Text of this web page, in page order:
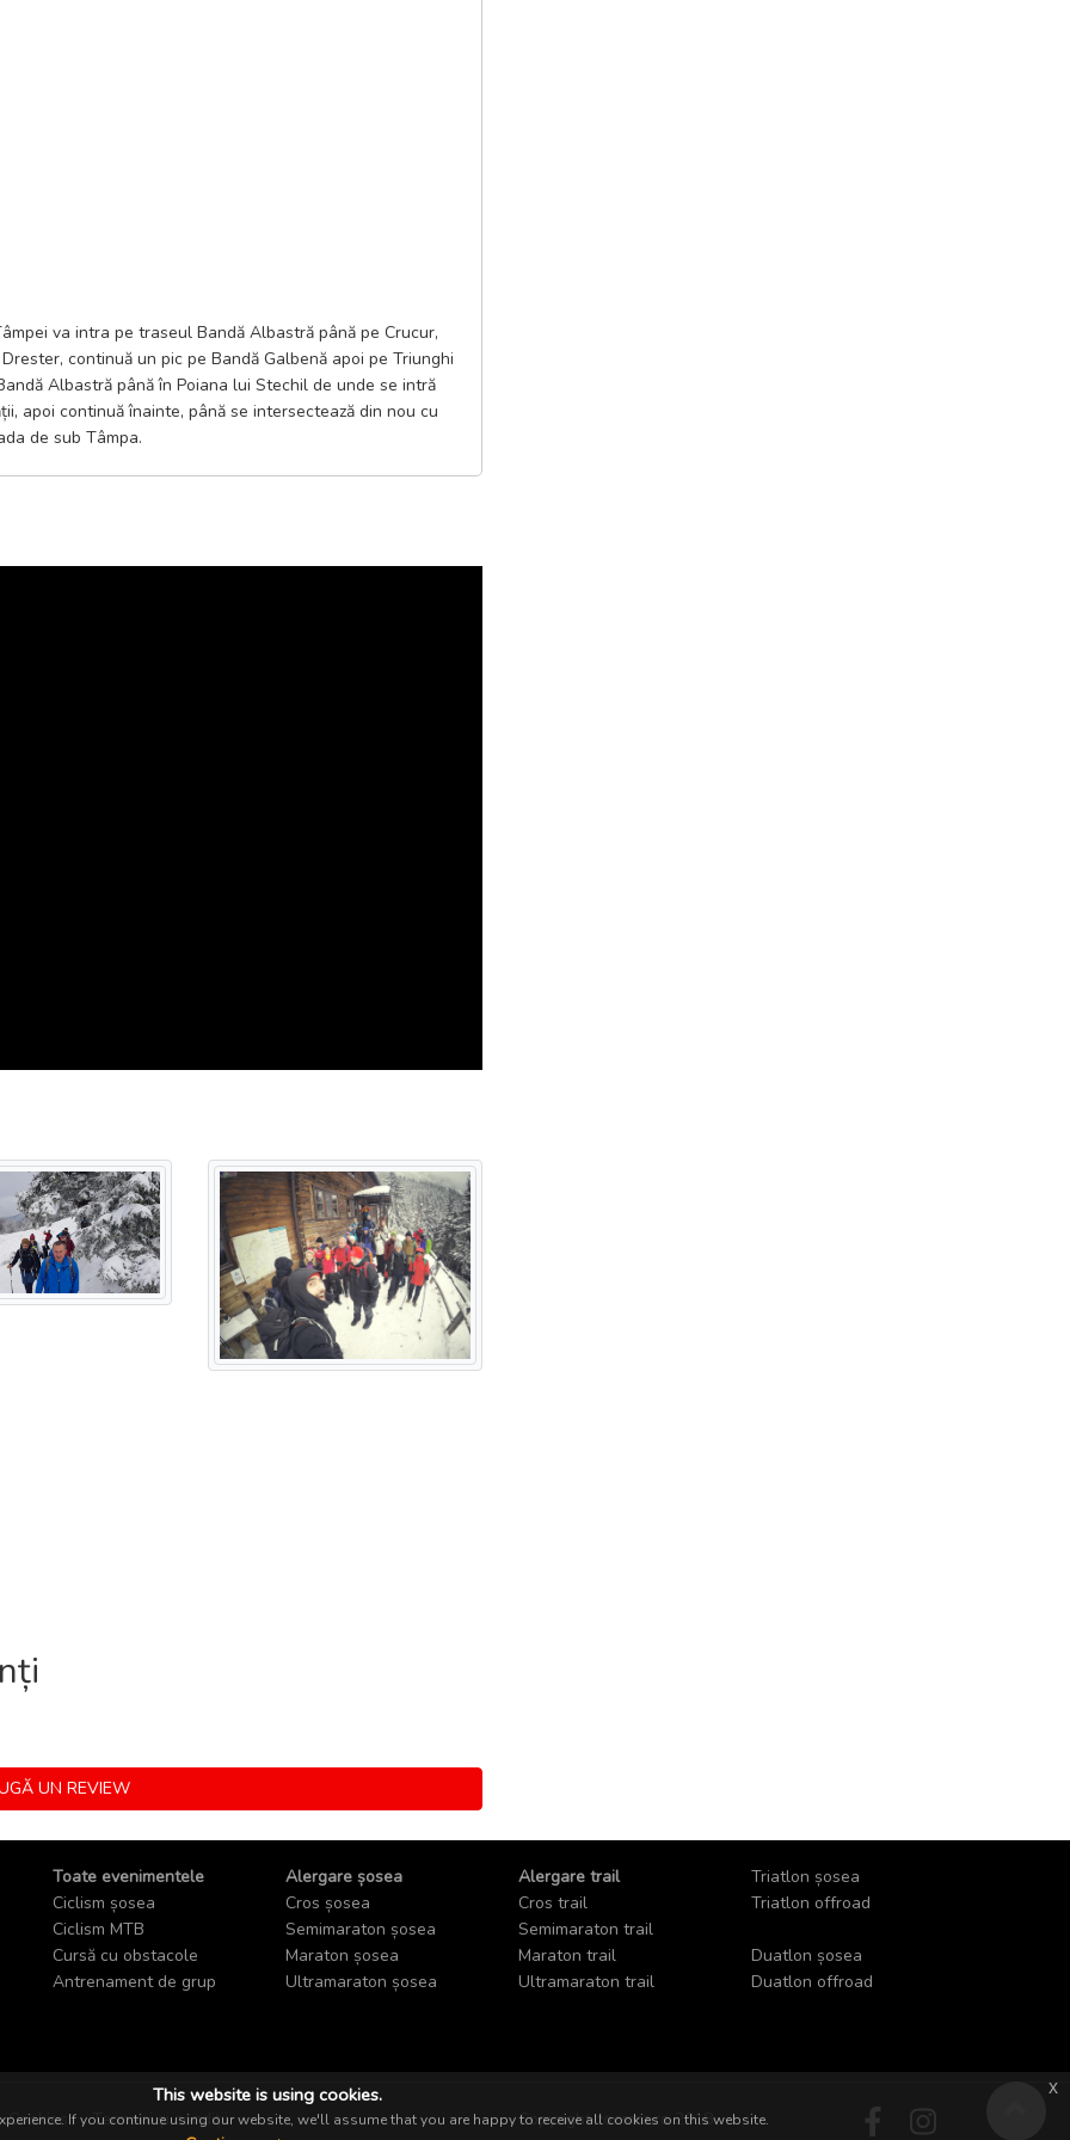
va intra pe traseul Bandă Albastră până pe Crucur,
continuă un pic pe Bandă Galbenă apoi pe Triunghi
Albastră până în Poiana lui Stechil de unde se intră
apoi continuă înainte, până se intersectează din nou cu
de sub Tâmpa.
UN REVIEW
Toate evenimentele
Ciclism șosea
Ciclism MTB
Cursă cu obstacole
Antrenament de grup
Alergare șosea
Cros șosea
Semimaraton șosea
Maraton șosea
Ultramaraton șosea
Alergare trail
Cros trail
Semimaraton trail
Maraton trail
Ultramaraton trail
Triatlon șosea
Triatlon offroad
Duatlon șosea
Duatlon offroad
Cookies Termeni și condiții Copyright zoomra.ro 2018
This website is using cookies.
If you continue using our website, we'll assume that you are happy to receive all cookies on this website.
x